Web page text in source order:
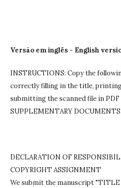
Versão em inglês - English
INSTRUCTIONS: Copy the
correctly filling in the title,
submitting the scanned file in
SUPPLEMENTARY
DECLARATION OF
COPYRIGHT ASSIGNMENT
We submit the manuscript "TITLE